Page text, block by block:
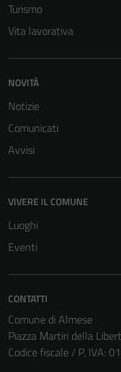
Turismo
Vita lavorativa
NOVITÀ
Notizie
Comunicati
Avvisi
VIVERE IL COMUNE
Luoghi
Eventi
CONTATTI
Comune di Almese
Piazza Martiri della
Codice fiscale / P. IVA: